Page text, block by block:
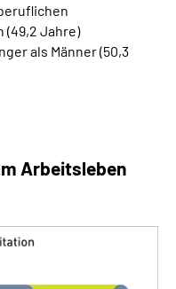
(49,2 Jahre)
als Männer (50,3
Arbeitsleben